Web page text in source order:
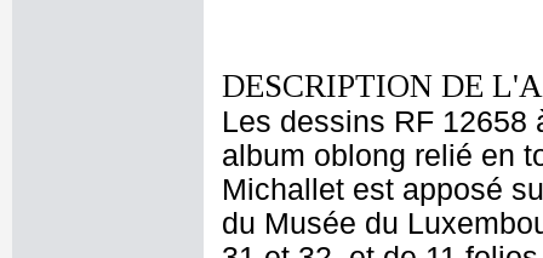
DESCRIPTION DE
Les dessins RF 12658
album oblong relié en
Michallet est apposé
du Musée du